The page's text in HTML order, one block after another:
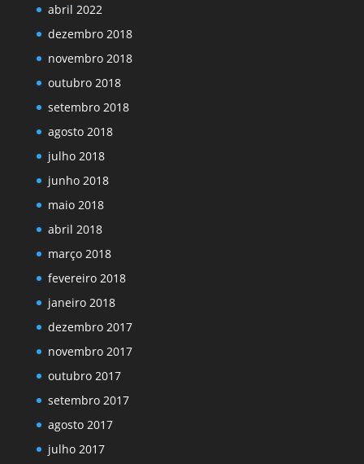
abril 2022
dezembro 2018
novembro 2018
outubro 2018
setembro 2018
agosto 2018
julho 2018
junho 2018
maio 2018
abril 2018
março 2018
fevereiro 2018
janeiro 2018
dezembro 2017
novembro 2017
outubro 2017
setembro 2017
agosto 2017
julho 2017